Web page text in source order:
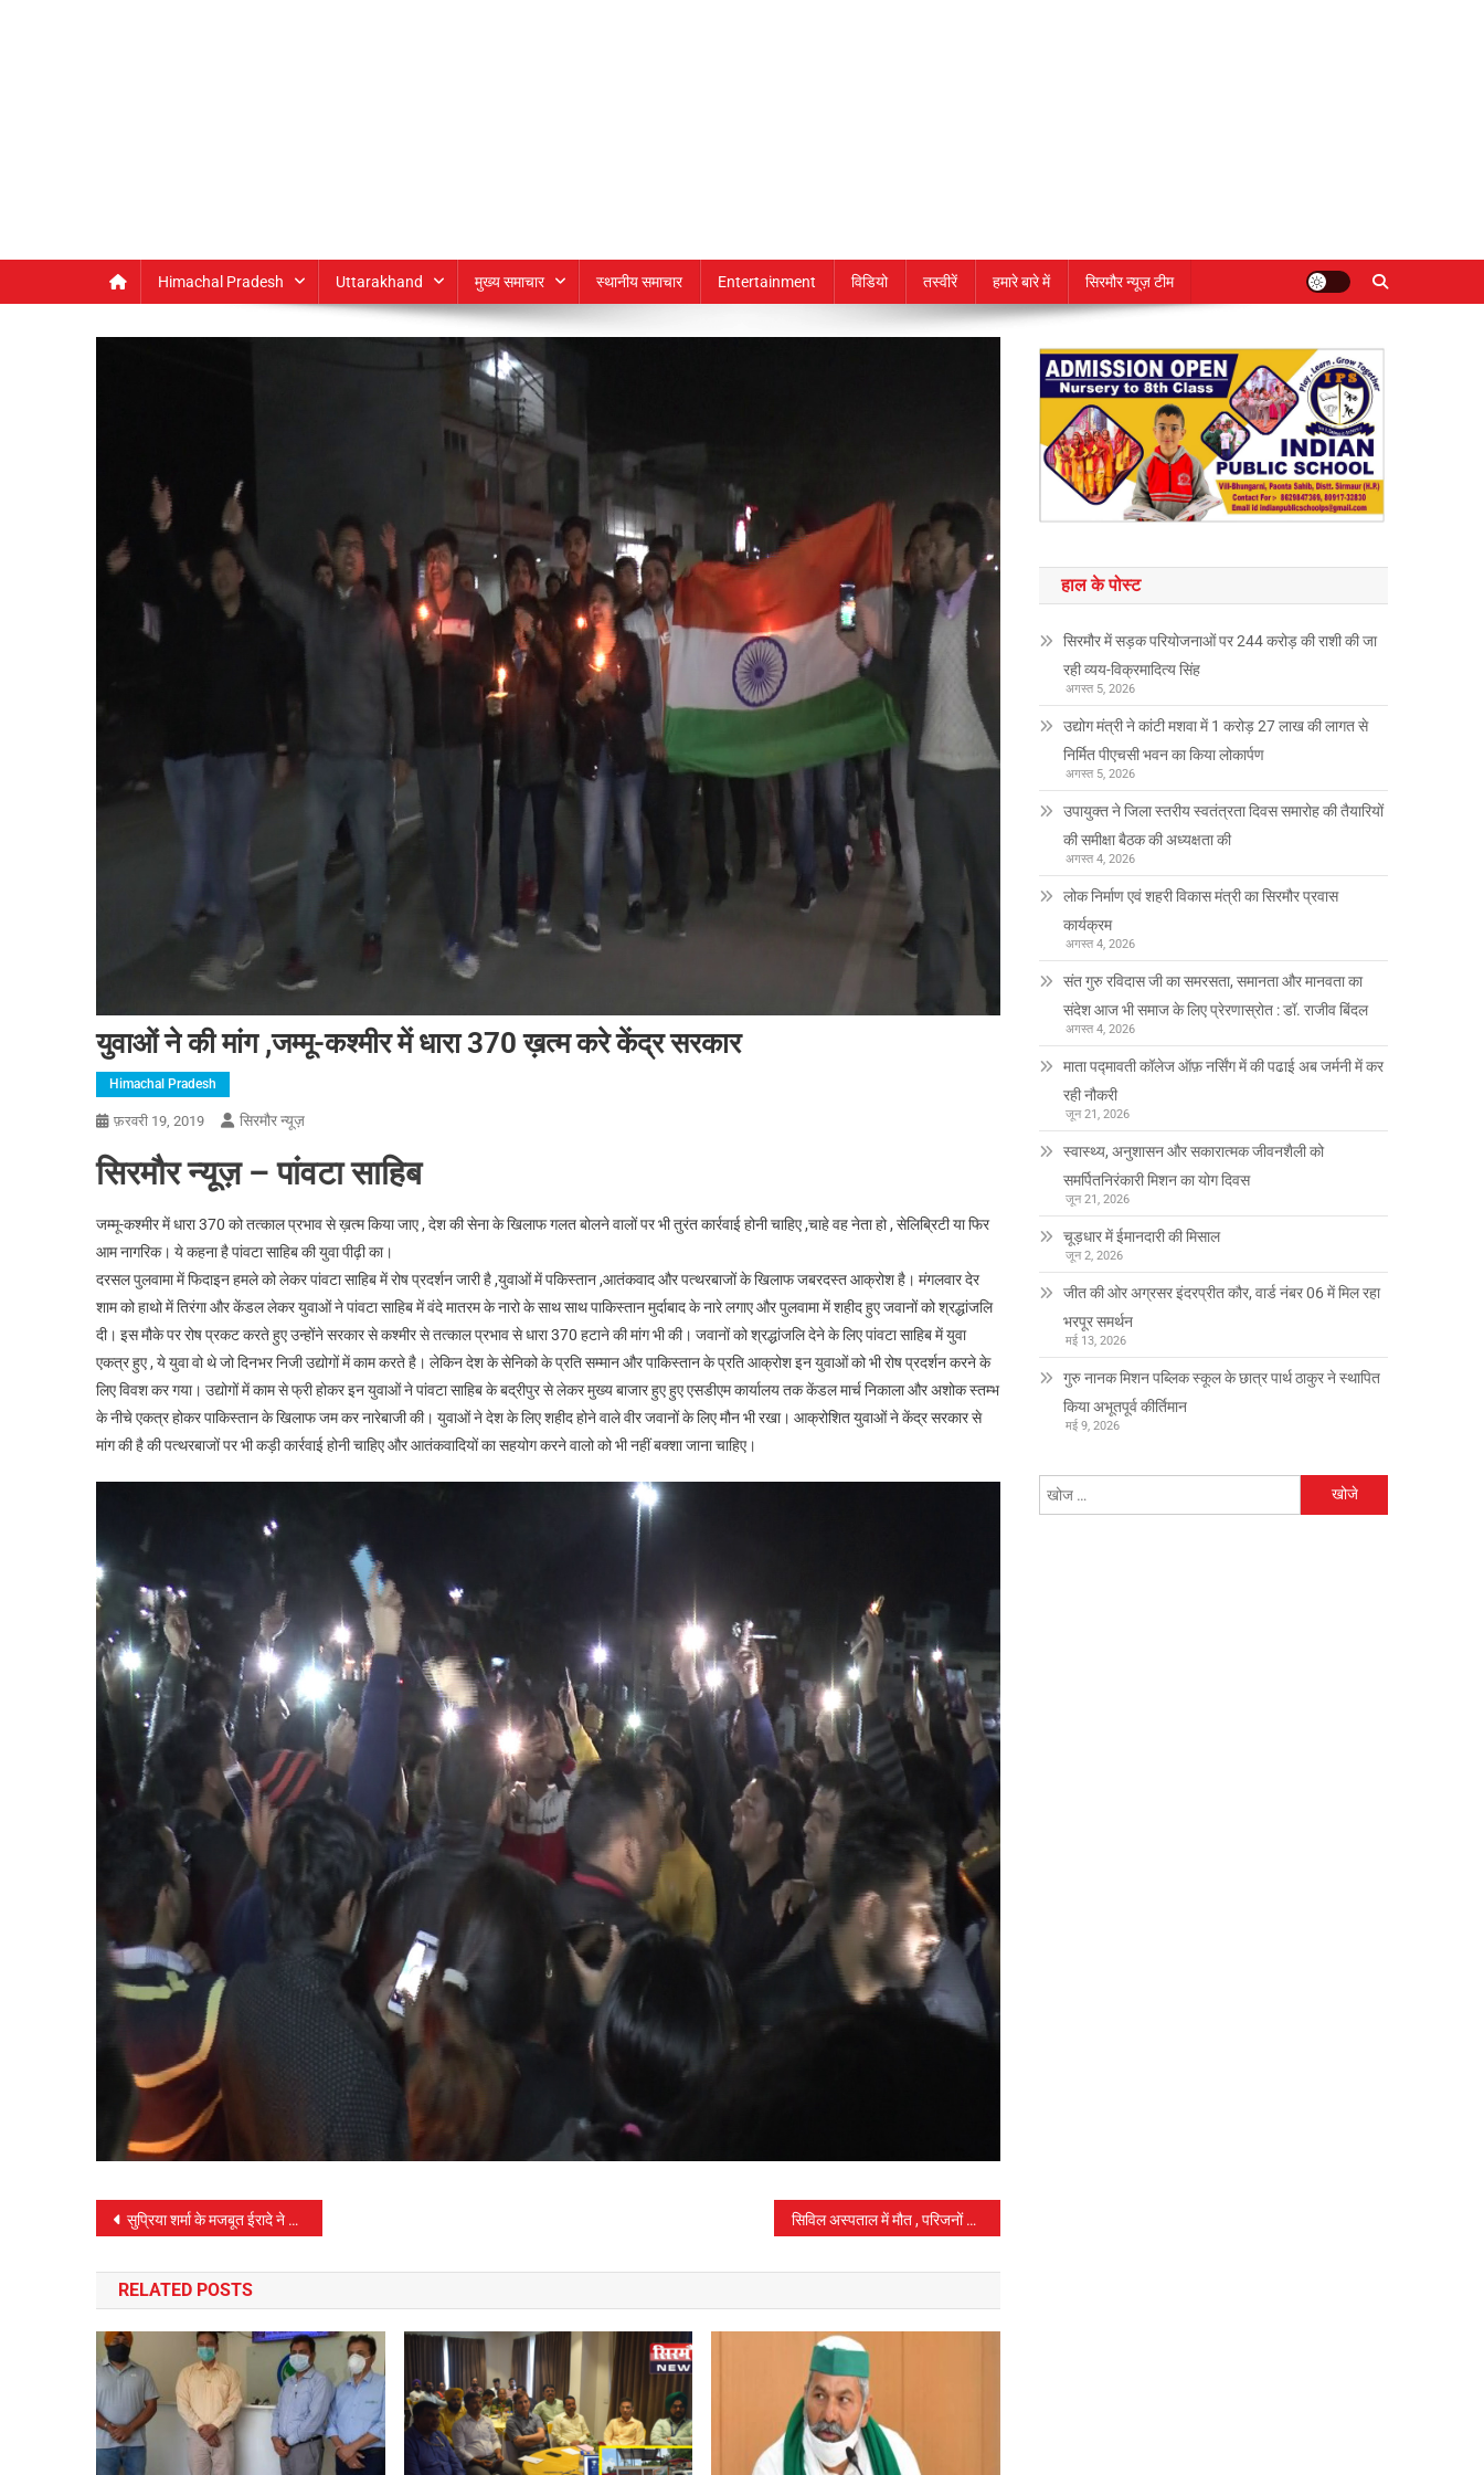
Himachal Pradesh Uttarakhand मुख्य समाचार स्थानीय समाचार Entertainment विडियो तस्वीरें हमारे बारे में सिरमौर न्यूज़ टीम
युवाओं ने की मांग ,जम्मू-कश्मीर में धारा 370 ख़त्म करे केंद्र सरकार
Himachal Pradesh
फ़रवरी 19, 2019 सिरमौर न्यूज़
सिरमौर न्यूज़ – पांवटा साहिब
जम्मू-कश्मीर में धारा 370 को तत्काल प्रभाव से ख़त्म किया जाए , देश की सेना के खिलाफ गलत बोलने वालों पर भी तुरंत कार्रवाई होनी चाहिए ,चाहे वह नेता हो , सेलिब्रिटी या फिर
आम नागरिक। ये कहना है पांवटा साहिब की युवा पीढ़ी का।
दरसल पुलवामा में फिदाइन हमले को लेकर पांवटा साहिब में रोष प्रदर्शन जारी है ,युवाओं में पकिस्तान ,आतंकवाद और पत्थरबाजों के खिलाफ जबरदस्त आक्रोश है। मंगलवार देर
शाम को हाथो में तिरंगा और केंडल लेकर युवाओं ने पांवटा साहिब में वंदे मातरम के नारो के साथ साथ पाकिस्तान मुर्दाबाद के नारे लगाए और पुलवामा में शहीद हुए जवानों को श्रद्धांजलि
दी। इस मौके पर रोष प्रकट करते हुए उन्होंने सरकार से कश्मीर से तत्काल प्रभाव से धारा 370 हटाने की मांग भी की। जवानों को श्रद्धांजलि देने के लिए पांवटा साहिब में युवा
एकत्र हुए , ये युवा वो थे जो दिनभर निजी उद्योगों में काम करते है। लेकिन देश के सेनिको के प्रति सम्मान और पाकिस्तान के प्रति आक्रोश इन युवाओं को भी रोष प्रदर्शन करने के
लिए विवश कर गया। उद्योगों में काम से फ्री होकर इन युवाओं ने पांवटा साहिब के बद्रीपुर से लेकर मुख्य बाजार हुए हुए एसडीएम कार्यालय तक केंडल मार्च निकाला और अशोक स्तम्भ
के नीचे एकत्र होकर पाकिस्तान के खिलाफ जम कर नारेबाजी की। युवाओं ने देश के लिए शहीद होने वाले वीर जवानों के लिए मौन भी रखा। आक्रोशित युवाओं ने केंद्र सरकार से
मांग की है की पत्थरबाजों पर भी कड़ी कार्रवाई होनी चाहिए और आतंकवादियों का सहयोग करने वालो को भी नहीं बक्शा जाना चाहिए।
पोस्ट
नेविगेशन
सुप्रिया शर्मा के मजबूत ईरादे ने किया अधिकारी बनने का सपना पूरा सिविल अस्पताल में मौत , परिजनों ने चिकित्सक व स्टाफ नर्सों पर लगाया लापरवाही का आरोप
RELATED POSTS
हाल के पोस्ट
सिरमौर में सड़क परियोजनाओं पर 244 करोड़ की राशी की जा
रही व्यय-विक्रमादित्य सिंह
अगस्त 5, 2026
उद्योग मंत्री ने कांटी मशवा में 1 करोड़ 27 लाख की लागत से
निर्मित पीएचसी भवन का किया लोकार्पण
अगस्त 5, 2026
उपायुक्त ने जिला स्तरीय स्वतंत्रता दिवस समारोह की तैयारियों
की समीक्षा बैठक की अध्यक्षता की
अगस्त 4, 2026
लोक निर्माण एवं शहरी विकास मंत्री का सिरमौर प्रवास
कार्यक्रम
अगस्त 4, 2026
संत गुरु रविदास जी का समरसता, समानता और मानवता का
संदेश आज भी समाज के लिए प्रेरणास्रोत : डॉ. राजीव बिंदल
अगस्त 4, 2026
माता पद्मावती कॉलेज ऑफ़ नर्सिंग में की पढाई अब जर्मनी में कर
रही नौकरी
जून 21, 2026
स्वास्थ्य, अनुशासन और सकारात्मक जीवनशैली को
समर्पितनिरंकारी मिशन का योग दिवस
जून 21, 2026
चूड़धार में ईमानदारी की मिसाल
जून 2, 2026
जीत की ओर अग्रसर इंदरप्रीत कौर, वार्ड नंबर 06 में मिल रहा
भरपूर समर्थन
मई 13, 2026
गुरु नानक मिशन पब्लिक स्कूल के छात्र पार्थ ठाकुर ने स्थापित
किया अभूतपूर्व कीर्तिमान
मई 9, 2026
को